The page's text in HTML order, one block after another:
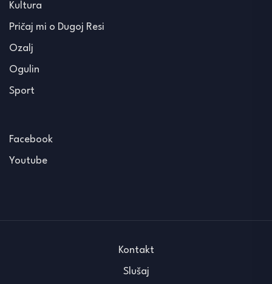
Kultura
Pričaj mi o Dugoj Resi
Ozalj
Ogulin
Sport
Facebook
Youtube
Kontakt
Slušaj